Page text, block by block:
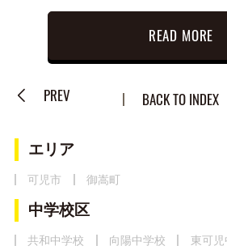
READ MORE
PREV BACK TO INDEX
エリア
可児市 御嵩町
中学校区
共和中学校 向陽中学校 東可